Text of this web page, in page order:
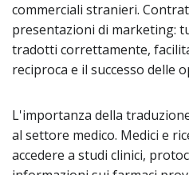
commerciali stranieri.
presentazioni di marketing:
tradotti correttamente,
reciproca e il successo delle
L'importanza della
al settore medico. Medici e
accedere a studi clinici,